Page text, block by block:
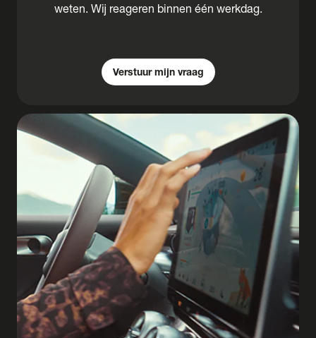
weten. Wij reageren binnen één werkdag.
Verstuur mijn vraag